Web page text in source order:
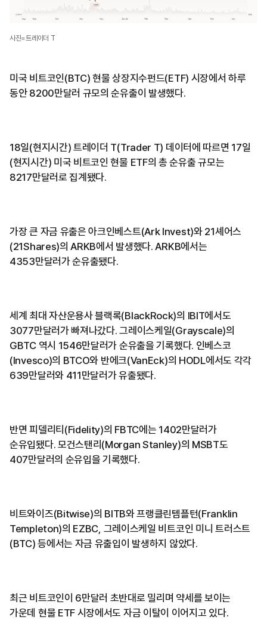
사진=트레이더 T
미국 비트코인(BTC) 현물 상장지수펀드(ETF) 시장에서 하루
동안 8200만달러 규모의 순유출이 발생했다.
18일(현지시간) 트레이더 T(Trader T) 데이터에 따르면 17일
(현지시간) 미국 비트코인 현물 ETF의 총 순유출 규모는
8217만달러로 집계됐다.
가장 큰 자금 유출은 아크인베스트(Ark Invest)와 21셰어스
(21Shares)의 ARKB에서 발생했다. ARKB에서는
4353만달러가 순유출됐다.
세계 최대 자산운용사 블랙록(BlackRock)의 IBIT에서도
3077만달러가 빠져나갔다. 그레이스케일(Grayscale)의
GBTC 역시 1546만달러가 순유출을 기록했다. 인베스코
(Invesco)의 BTCO와 반에크(VanEck)의 HODL에서도 각각
639만달러와 411만달러가 유출됐다.
반면 피델리티(Fidelity)의 FBTC에는 1402만달러가
순유입됐다. 모건스탠리(Morgan Stanley)의 MSBT도
407만달러의 순유입을 기록했다.
비트와이즈(Bitwise)의 BITB와 프랭클린템플턴(Franklin
Templeton)의 EZBC, 그레이스케일 비트코인 미니 트러스트
(BTC) 등에서는 자금 유출입이 발생하지 않았다.
최근 비트코인이 6만달러 초반대로 밀리며 약세를 보이는
가운데 현물 ETF 시장에서도 자금 이탈이 이어지고 있다.